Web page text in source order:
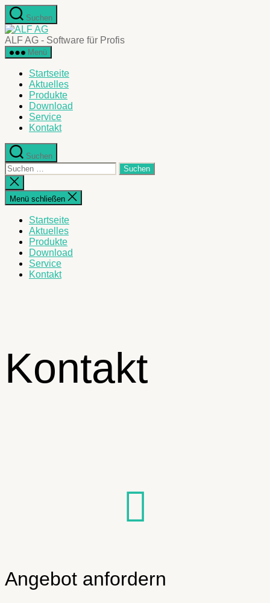
Zum
Inhalt
springen
Suchen
ALF
AG
ALF AG - Software für Profis
Menü
Startseite
Aktuelles
Produkte
Download
Service
Kontakt
Suchen
Suche
nach:
Suche
schließen
Menü schließen
Startseite
Aktuelles
Produkte
Download
Service
Kontakt
Kontakt
Angebot anfordern